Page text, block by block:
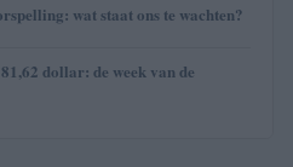
wat staat ons te wachten?
dollar: de week van de